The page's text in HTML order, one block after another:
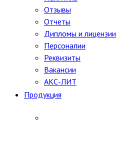
Отзывы
Отчеты
Дипломы и лицензии
Персоналии
Реквизиты
Вакансии
АКС-ЛИТ
Продукция